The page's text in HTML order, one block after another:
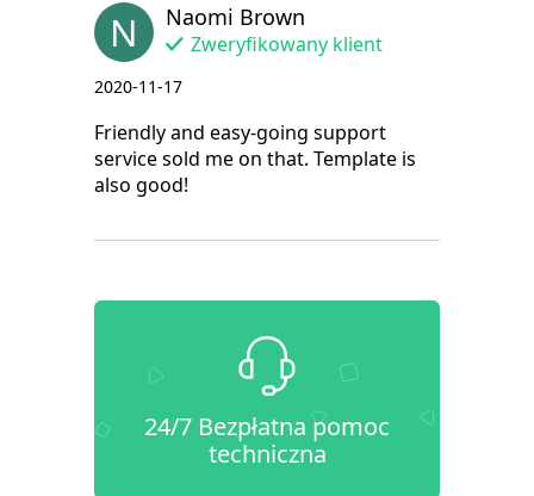
N Naomi Brown
Zweryfikowany klient
2020-11-17
Friendly and easy-going support
service sold me on that. Template is
also good!
24/7 Bezpłatna pomoc
techniczna